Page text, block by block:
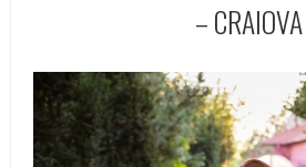
– CRAIOVA